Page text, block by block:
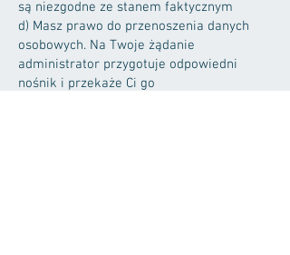
są niezgodne ze stanem faktycznym
d) Masz prawo do przenoszenia danych
osobowych. Na Twoje żądanie
administrator przygotuje odpowiedni
nośnik i przekaże Ci go